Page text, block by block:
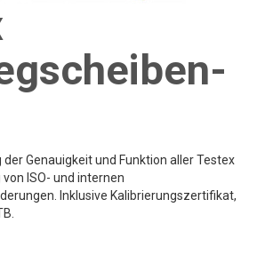
Genauigkeit und Funktion aller Testex
von ISO- und internen
Inklusive Kalibrierungszertifikat,